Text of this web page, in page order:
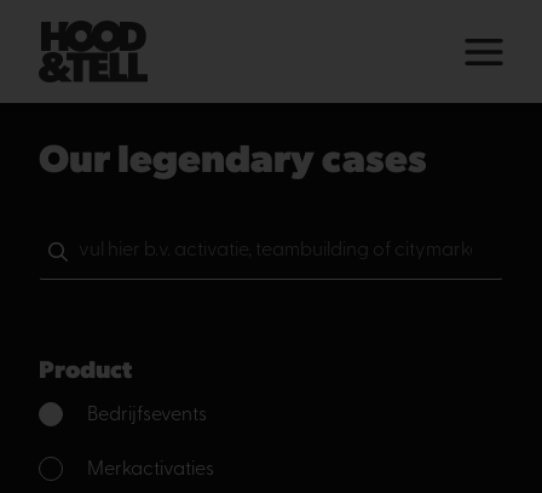
Our legendary cases
Product
Bedrijfsevents
Merkactivaties